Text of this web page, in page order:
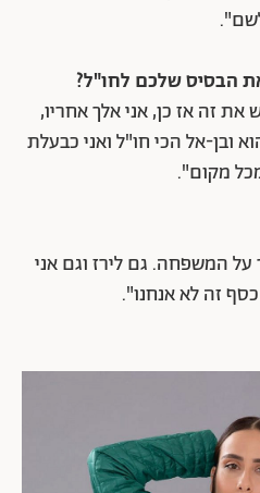
הבסיס שלכם לחו"ל?
זה אז כן, אני אלך אחריו,
ובן-אל הכי חו"ל ואני כבעלת
מקום".
על המשפחה. גם לירז וגם אני
זה לא אנחנו".